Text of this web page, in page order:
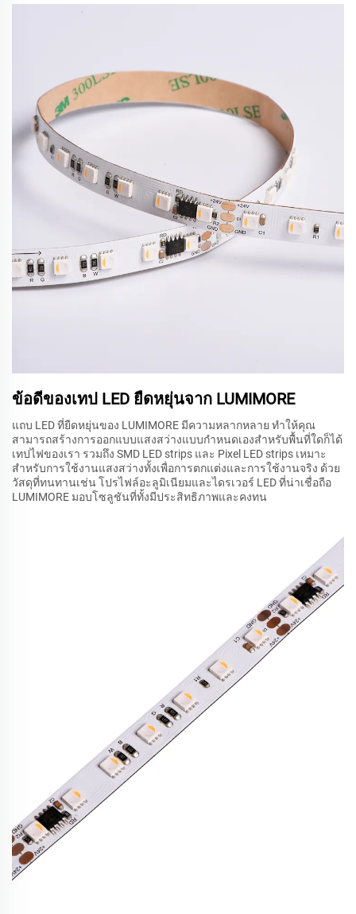
ข้อดีของเทป LED ยืดหยุ่นจาก LUMIMORE
แถบ LED ที่ยืดหยุ่นของ LUMIMORE มีความหลากหลาย ทำให้คุณ
สามารถสร้างการออกแบบแสงสว่างแบบกำหนดเองสำหรับพื้นที่ใดก็ได้
เทปไฟของเรา รวมถึง SMD LED strips และ Pixel LED strips เหมาะ
สำหรับการใช้งานแสงสว่างทั้งเพื่อการตกแต่งและการใช้งานจริง ด้วย
วัสดุที่ทนทานเช่น โปรไฟล์อะลูมิเนียมและไดรเวอร์ LED ที่น่าเชื่อถือ
LUMIMORE มอบโซลูชันที่ทั้งมีประสิทธิภาพและคงทน